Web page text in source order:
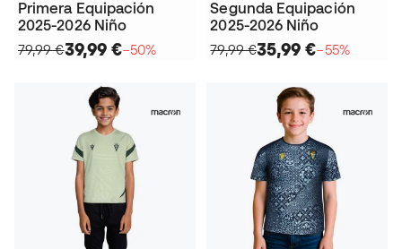
Primera Equipación
2025-2026 Niño
79,99 €39,99 €−50%
Segunda Equipación
2025-2026 Niño
79,99 €35,99 €−55%